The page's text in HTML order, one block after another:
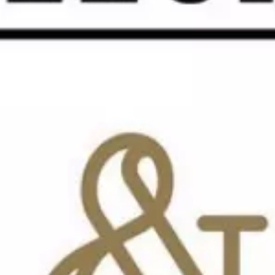
Paramètres de
des cookies pour améliorer le site aux besoins des
visiteurs, notamment selon la fréquentation.
Nos politique de confidentialité